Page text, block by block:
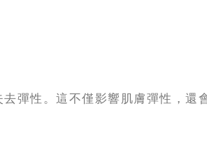
彈性。這不僅影響肌膚彈性，還